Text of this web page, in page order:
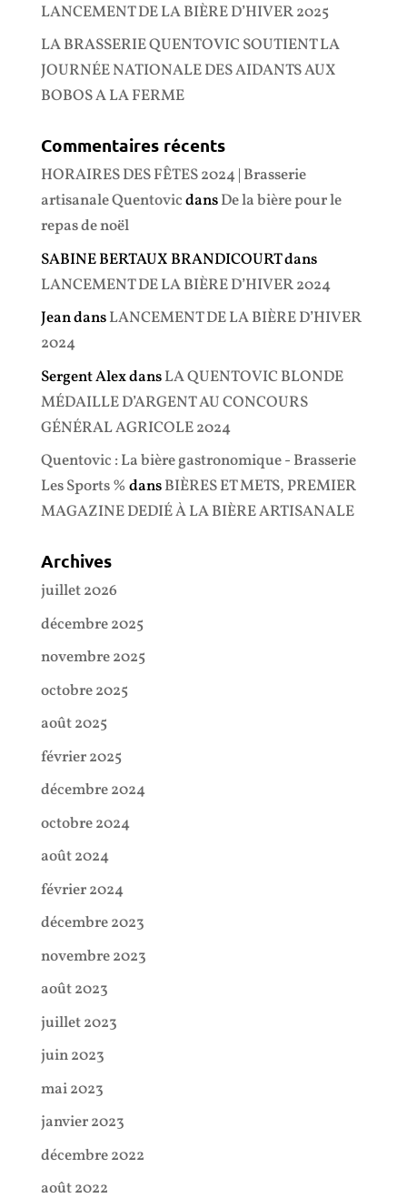
LANCEMENT DE LA BIÈRE D’HIVER 2025
LA BRASSERIE QUENTOVIC SOUTIENT LA
JOURNÉE NATIONALE DES AIDANTS AUX
BOBOS A LA FERME
Commentaires récents
HORAIRES DES FÊTES 2024 | Brasserie
artisanale QuentovicdansDe la bière pour le
repas de noël
SABINE BERTAUX BRANDICOURTdans
LANCEMENT DE LA BIÈRE D’HIVER 2024
JeandansLANCEMENT DE LA BIÈRE D’HIVER
2024
Sergent AlexdansLA QUENTOVIC BLONDE
MÉDAILLE D’ARGENT AU CONCOURS
GÉNÉRAL AGRICOLE 2024
Quentovic : La bière gastronomique - Brasserie
Les Sports % dansBIÈRES ET METS, PREMIER
MAGAZINE DEDIÉ À LA BIÈRE ARTISANALE
Archives
juillet 2026
décembre 2025
novembre 2025
octobre 2025
août 2025
février 2025
décembre 2024
octobre 2024
août 2024
février 2024
décembre 2023
novembre 2023
août 2023
juillet 2023
juin 2023
mai 2023
janvier 2023
décembre 2022
août 2022